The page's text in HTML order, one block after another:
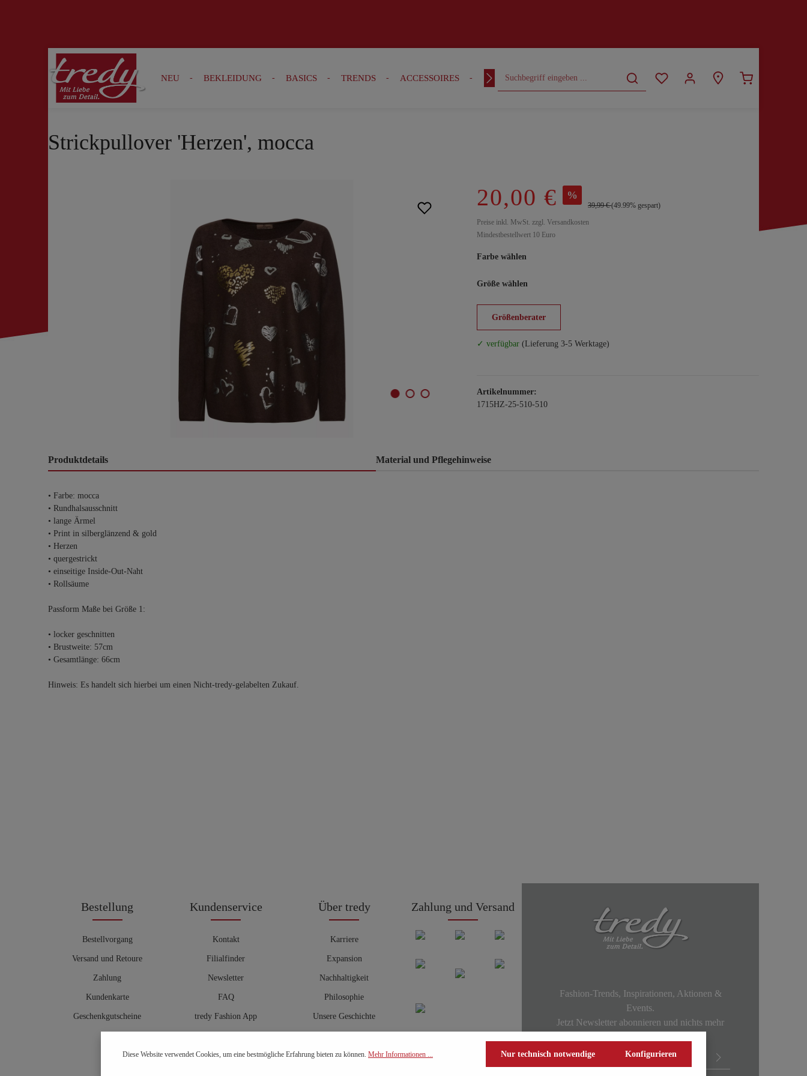
Zur Suche springen Zur Hauptnavigation springen
NEU BEKLEIDUNG BASICS TRENDS ACCESSOIRES OUTFITS CURVY
Strickpullover 'Herzen', mocca
20,00 € %
39,99 €(49.99% gespart)
Preise inkl. MwSt. zzgl. Versandkosten
Mindestbestellwert 10 Euro
Farbe wählen
Größe wählen
Größenberater
✓ verfügbar (Lieferung 3-5 Werktage)
Artikelnummer:
1715HZ-25-510-510
Produktdetails Material und Pflegehinweise
• Farbe: mocca
• Rundhalsausschnitt
• lange Ärmel
• Print in silberglänzend & gold
• Herzen
• quergestrickt
• einseitige Inside-Out-Naht
• Rollsäume
Passform Maße bei Größe 1:
• locker geschnitten
• Brustweite: 57cm
• Gesamtlänge: 66cm
Hinweis: Es handelt sich hierbei um einen Nicht-tredy-gelabelten Zukauf.
Bestellung
Bestellvorgang
Versand und Retoure
Zahlung
Kundenkarte
Geschenkgutscheine
Kundenservice
Kontakt
Filialfinder
Newsletter
FAQ
tredy Fashion App
Hosenberater
Über tredy
Karriere
Expansion
Nachhaltigkeit
Philosophie
Unsere Geschichte
Zahlung und Versand
Fashion-Trends, Inspirationen, Aktionen &
Events.
Jetzt Newsletter abonnieren und nichts mehr
Diese Website verwendet Cookies, um eine bestmögliche Erfahrung bieten zu können. Mehr Informationen ... Nur technisch notwendige Konfigurieren